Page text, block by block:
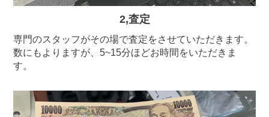
2,査定
専門のスタッフがその場で査定をさせていただきます。
数にもよりますが、5~15分ほどお時間をいただきま
す。